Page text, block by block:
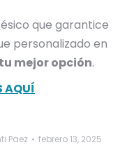
que garantice
personalizado en
mejor opción.
AQUÍ
Paez febrero 13, 2025